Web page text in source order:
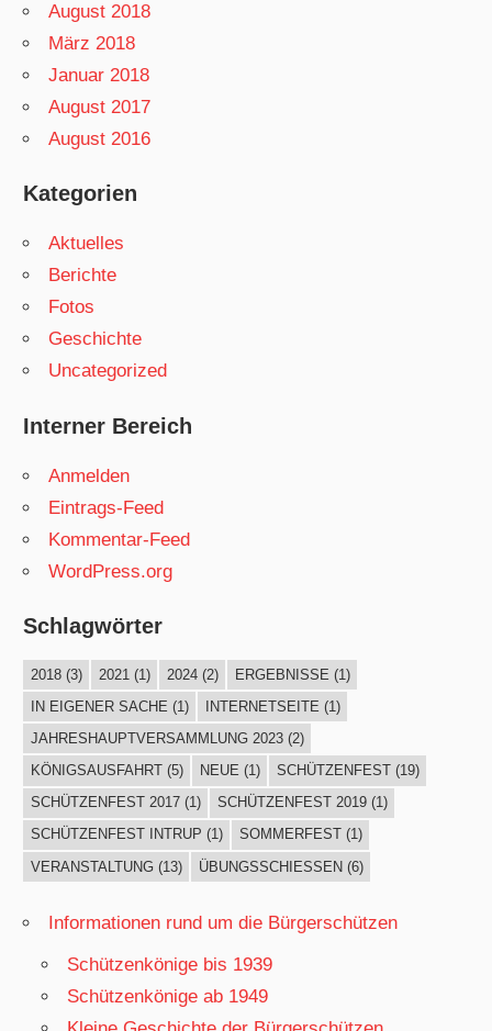
August 2018
März 2018
Januar 2018
August 2017
August 2016
Kategorien
Aktuelles
Berichte
Fotos
Geschichte
Uncategorized
Interner Bereich
Anmelden
Eintrags-Feed
Kommentar-Feed
WordPress.org
Schlagwörter
2018(3) 2021 (1) 2024(2) ERGEBNISSE (1)
IN EIGENER SACHE (1) INTERNETSEITE (1)
JAHRESHAUPTVERSAMMLUNG 2023(2)
KÖNIGSAUSFAHRT(5) NEUE (1) SCHÜTZENFEST(19)
SCHÜTZENFEST 2017(1) SCHÜTZENFEST 2019(1)
SCHÜTZENFEST INTRUP (1) SOMMERFEST(1)
VERANSTALTUNG(13) ÜBUNGSSCHIESSEN (6)
Informationen rund um die Bürgerschützen
Schützenkönige bis 1939
Schützenkönige ab 1949